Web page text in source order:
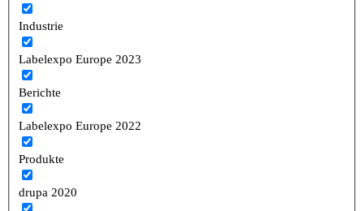
Industrie
Labelexpo Europe 2023
Berichte
Labelexpo Europe 2022
Produkte
drupa 2020